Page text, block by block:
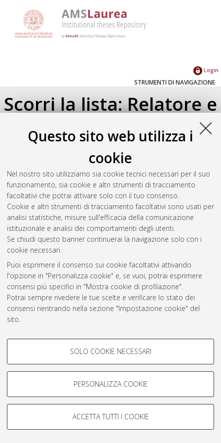
Questo sito web utilizza i
cookie
Nel nostro sito utilizziamo sia cookie tecnici necessari per il suo
funzionamento, sia cookie e altri strumenti di tracciamento
facoltativi che potrai attivare solo con il tuo consenso.
Cookie e altri strumenti di tracciamento facoltativi sono usati per
analisi statistiche, misure sull'efficacia della comunicazione
istituzionale e analisi dei comportamenti degli utenti.
Se chiudi questo banner continuerai la navigazione solo con i
cookie necessari.
Puoi esprimere il consenso sui cookie facoltativi attivando
l'opzione in "Personalizza cookie" e, se vuoi, potrai esprimere
consensi più specifici in "Mostra cookie di profilazione".
Potrai sempre rivedere le tue scelte e verificare lo stato dei
consensi rientrando nella sezione "Impostazione cookie" del
sito.
COOKIE DI PROFILAZIONE -
Si tratta di cookie utilizzati per analizzare le caratteristiche della
navigazione degli utenti, creare profili in base al loro comportamento
Mostra cookie di profilazione
COOKIE TECNICI - NECESSARI
SOLO COOKIE NECESSARI
PERSONALIZZA COOKIE
ACCETTA TUTTI I COOKIE
Login
STRUMENTI DI NAVIGAZIONE
Scorri la lista: Relatore e
Correlatore
Seleziona un valore dall'elenco sottostante.
2024(3)
2022(1)
Atom
Rss 1.0
AMS Laurea
Servizio implementato e gestito da AlmaDL
Condizioni d’uso del sito